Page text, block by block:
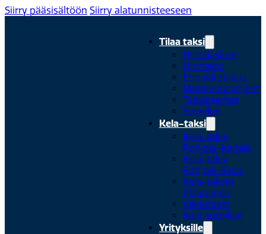
Siirry pääsisältöön Siirry alatunnisteeseen
Tilaa taksi
Hintalaskuri
Hinnasto
Ennakkotilaus
Matkustusohjeet
Taksiasemat
Sovellus
Kela-taksi
Kela-taksi
Pohjois-Karjala
Kela-taksi
Pohjois-Savo
Kela-taksin
tilaaminen
Vakiotaksi
Kela autoilijat
Yrityksille